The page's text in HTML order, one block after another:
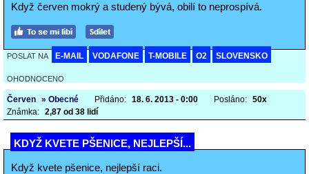
Když červen mokrý a studený bývá, obilí to neprospívá.
POSLAT NA E-MAIL VODAFONE T-MOBILE O2 SLOVENSKO
OHODNOCENO
Červen » Obecné Přidáno: 18. 6. 2013 - 0:00 Posláno: 50x
Známka: 2,87 od 38 lidí
KDYŽ KVETE PŠENICE, NEJLEPŠÍ...
Když kvete pšenice, nejlepší raci.